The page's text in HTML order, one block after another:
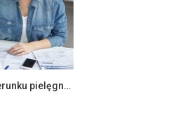
Prowadzący zajęcia na kierunku pielęgniarstwo na WSIiZ (K/M)